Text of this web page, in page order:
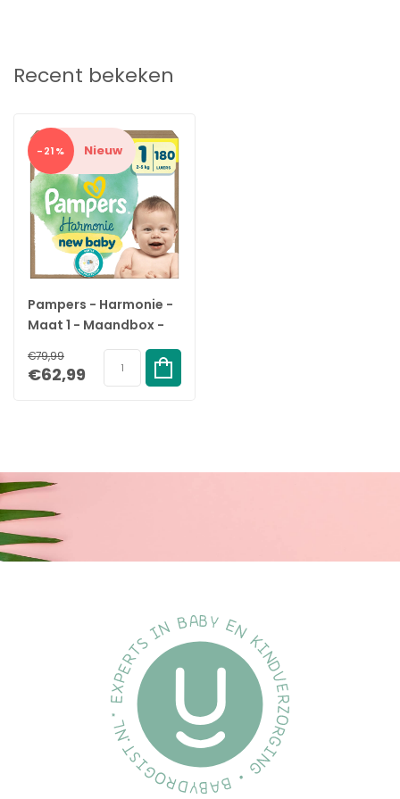
Recent bekeken
-21% Nieuw
Pampers - Harmonie -
Maat 1 - Maandbox -
180 stuks - 2/5 KG
€79,99
€62,99